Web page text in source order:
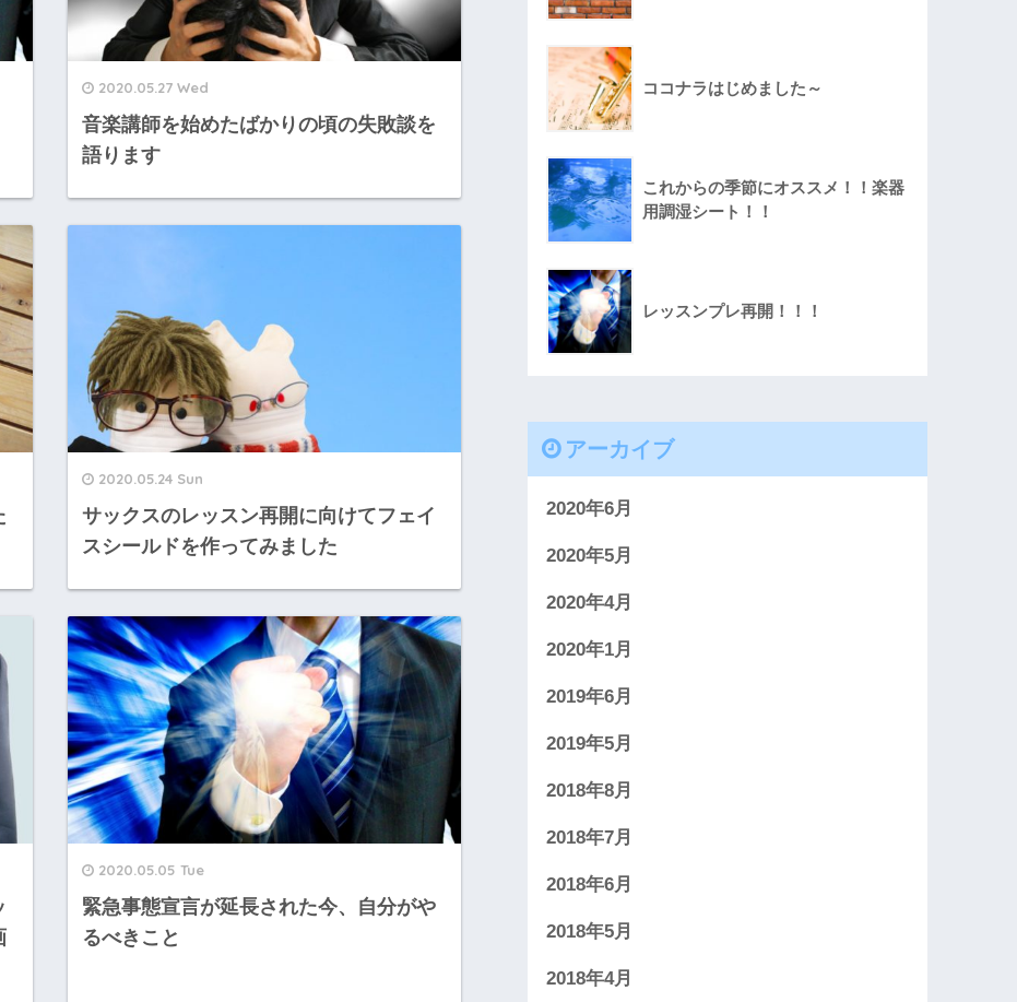
2020.05.27 Wed
音楽講師を始めたばかりの頃の失敗談を
語ります
2020.05.24 Sun
サックスのレッスン再開に向けてフェイ
スシールドを作ってみました
2020.05.05 Tue
緊急事態宣言が延長された今、自分がや
るべきこと
ココナラはじめました～
これからの季節にオススメ！！楽器
用調湿シート！！
レッスンプレ再開！！！
アーカイブ
2020年6月
2020年5月
2020年4月
2020年1月
2019年6月
2019年5月
2018年8月
2018年7月
2018年6月
2018年5月
2018年4月